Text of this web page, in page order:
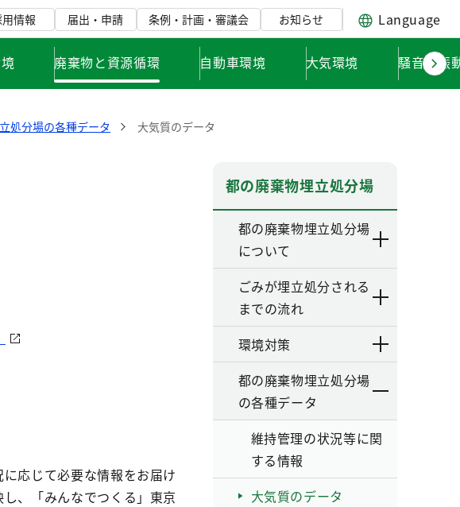
情報 届出・申請 条例・計画・審議会 お知らせ Language
廃棄物と資源循環 自動車環境 大気環境 騒音・振
処分場の各種データ 大気質のデータ
応じて必要な情報をお届け
、「みんなでつくる」東京
都の廃棄物埋立処分場
都の廃棄物埋立処分場
について
ごみが埋立処分される
までの流れ
環境対策
都の廃棄物埋立処分場
の各種データ
維持管理の状況等に関
する情報
大気質のデータ